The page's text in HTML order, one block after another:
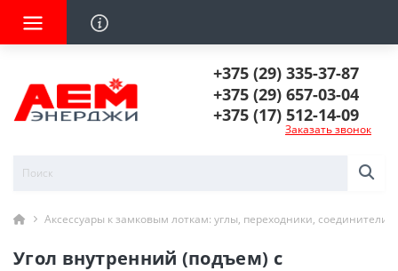
+375 (29) 335-37-87
+375 (29) 657-03-04
+375 (17) 512-14-09
Заказать звонок
Аксессуары к замковым лоткам: углы, переходники, соединители
Угол внутренний (подъем) с